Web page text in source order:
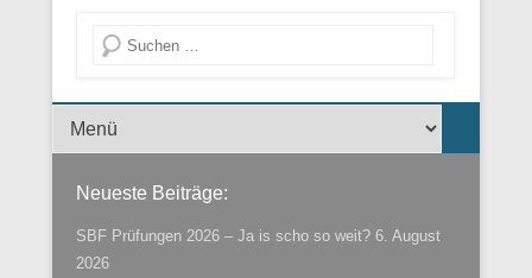
Suche
Menü der Fußzeile
Neueste Beiträge:
SBF Prüfungen 2026 – Ja is scho so weit? 6. August
2026